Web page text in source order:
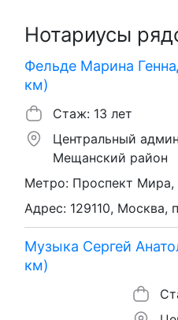
Нотариусы
Фельде Марина
км)
Стаж: 13 лет
Центральный
Мещанский район
Метро: Проспект Мира,
Адрес: 129110, Москва,
Музыка Сергей
км)